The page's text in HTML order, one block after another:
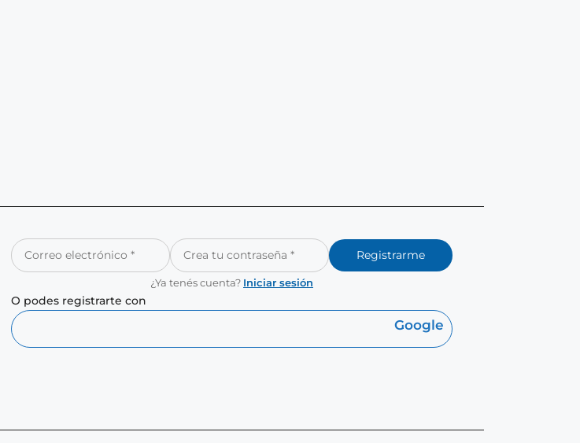
Registrarme
¿Ya tenés cuenta? Iniciar sesión
O podes registrarte con
Google